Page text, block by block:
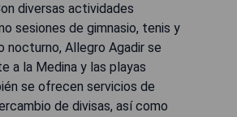
diversas actividades
sesiones de gimnasio, tenis y
nocturno, Allegro Agadir se
a la Medina y las playas
se ofrecen servicios de
de divisas, así como